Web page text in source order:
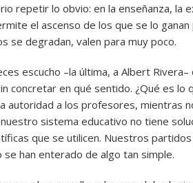
repetir lo obvio: en la enseñanza, la
el ascenso de los que se lo
se degradan, valen para muy poco.
escucho –la última, a Albert
concretar en qué sentido. ¿Qué es lo
autoridad a los profesores, mientras
sistema educativo no tiene
que se utilicen. Nuestros
se han enterado de algo tan simple.